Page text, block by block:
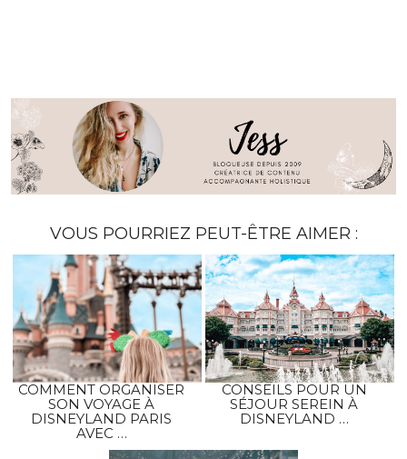
VOUS POURRIEZ PEUT-ÊTRE AIMER :
COMMENT ORGANISER
SON VOYAGE À
DISNEYLAND PARIS
AVEC …
CONSEILS POUR UN
SÉJOUR SEREIN À
DISNEYLAND …